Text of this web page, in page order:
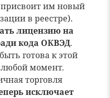
им новый
в реестре).
лицензию на
кода ОКВЭД.
готова к этой
любой момент.
торговля
исключает